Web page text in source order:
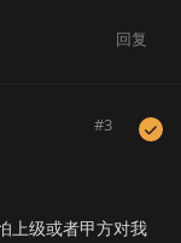
回复
#3
上级或者甲方对我